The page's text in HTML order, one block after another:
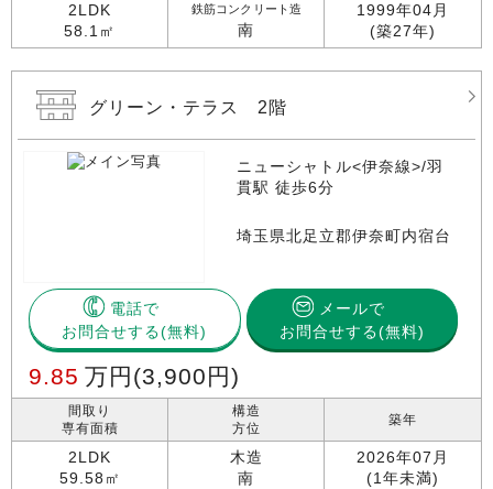
2LDK
58.1㎡
鉄筋コンクリート造
南
1999年04月
(築27年)
グリーン・テラス 2階
ニューシャトル<伊奈線>/羽
貫駅 徒歩6分
埼玉県北足立郡伊奈町内宿台
電話で
お問合せする
メールで
お問合せする(無料)
9.85 万円 (3,900円)
間取り
専有面積
2LDK
59.58㎡
構造
方位
木造
南
築年
2026年07月
(1年未満)